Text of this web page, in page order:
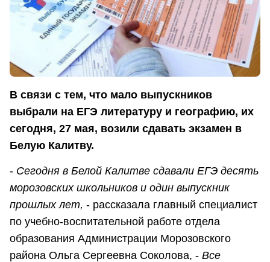
В связи с тем, что мало выпускников
выбрали на ЕГЭ литературу и географию, их
сегодня, 27 мая, возили сдавать экзамен в
Белую Калитву.
- Сегодня в Белой Калитве сдавали ЕГЭ десять
морозовских школьников и один выпускник
прошлых лет, - рассказала главный специалист
по учебно-воспитательной работе отдела
образования Администрации Морозовского
района Ольга Сергеевна Соколова, - Все